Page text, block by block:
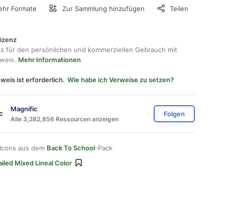
Formate Zur Sammlung hinzufügen Teilen
für den persönlichen und kommerziellen Gebrauch mit
Mehr Informationen
ist erforderlich. Wie habe ich Verweise zu setzen?
Magnific
Alle 3,282,856 Ressourcen anzeigen
Folgen
aus dem Back To School-Pack
Mixed Lineal Color